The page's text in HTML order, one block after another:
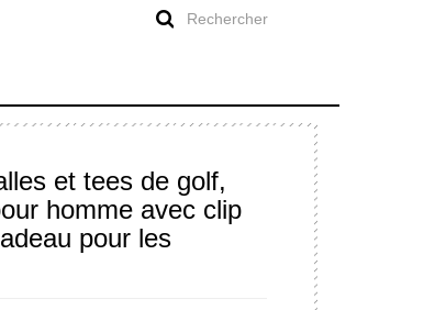
et tees de golf,
homme avec clip
pour les